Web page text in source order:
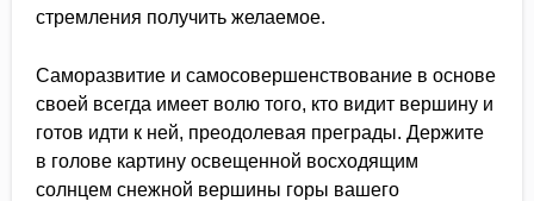
стремления получить желаемое.
Саморазвитие и самосовершенствование в основе
своей всегда имеет волю того, кто видит вершину и
готов идти к ней, преодолевая преграды. Держите
в голове картину освещенной восходящим
солнцем снежной вершины горы вашего